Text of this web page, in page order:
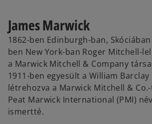
James Marwick
1862-ben Edinburgh-ban,
ben New York-ban Roger Mitchell-
a Marwick Mitchell & Company
1911-ben egyesült a William Barclay
létrehozva a Marwick Mitchell &
Peat Marwick International (PMI)
ismertté.